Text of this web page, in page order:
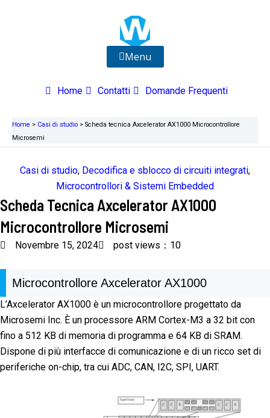
Menu
Home Contatti Domande Frequenti
Home > Casi di studio > Scheda tecnica Axcelerator AX1000 Microcontrollore
Microsemi
Casi di studio, Decodifica e sblocco di circuiti integrati,
Microcontrollori & Sistemi Embedded
Scheda Tecnica Axcelerator AX1000
Microcontrollore Microsemi
Novembre 15, 2024 post views：10
Microcontrollore Axcelerator AX1000
L’Axcelerator AX1000 è un microcontrollore progettato da
Microsemi Inc. È un processore ARM Cortex-M3 a 32 bit con
fino a 512 KB di memoria di programma e 64 KB di SRAM.
Dispone di più interfacce di comunicazione e di un ricco set di
periferiche on-chip, tra cui ADC, CAN, I2C, SPI, UART.